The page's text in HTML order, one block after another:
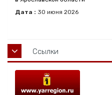
Дата : 30 июня 2026
Ссылки